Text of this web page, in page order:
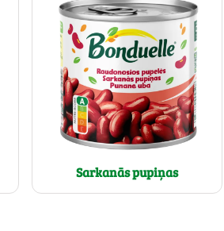
Sarkanās pupiņas